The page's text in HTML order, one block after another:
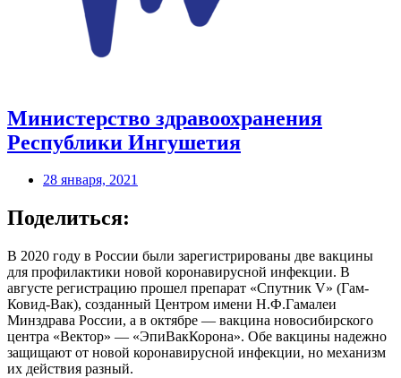
Министерство здравоохранения
Республики Ингушетия
28 января, 2021
Поделиться:
В 2020 году в России были зарегистрированы две вакцины
для профилактики новой коронавирусной инфекции. В
августе регистрацию прошел препарат «Спутник V» (Гам-
Ковид-Вак), созданный Центром имени Н.Ф.Гамалеи
Минздрава России, а в октябре — вакцина новосибирского
центра «Вектор» — «ЭпиВакКорона». Обе вакцины надежно
защищают от новой коронавирусной инфекции, но механизм
их действия разный.